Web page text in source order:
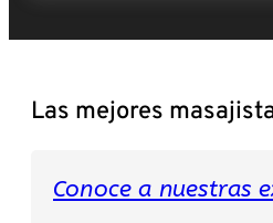
Las mejores
Conoce a nuestras